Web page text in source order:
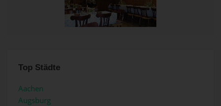
Top Städte
Aachen
Augsburg